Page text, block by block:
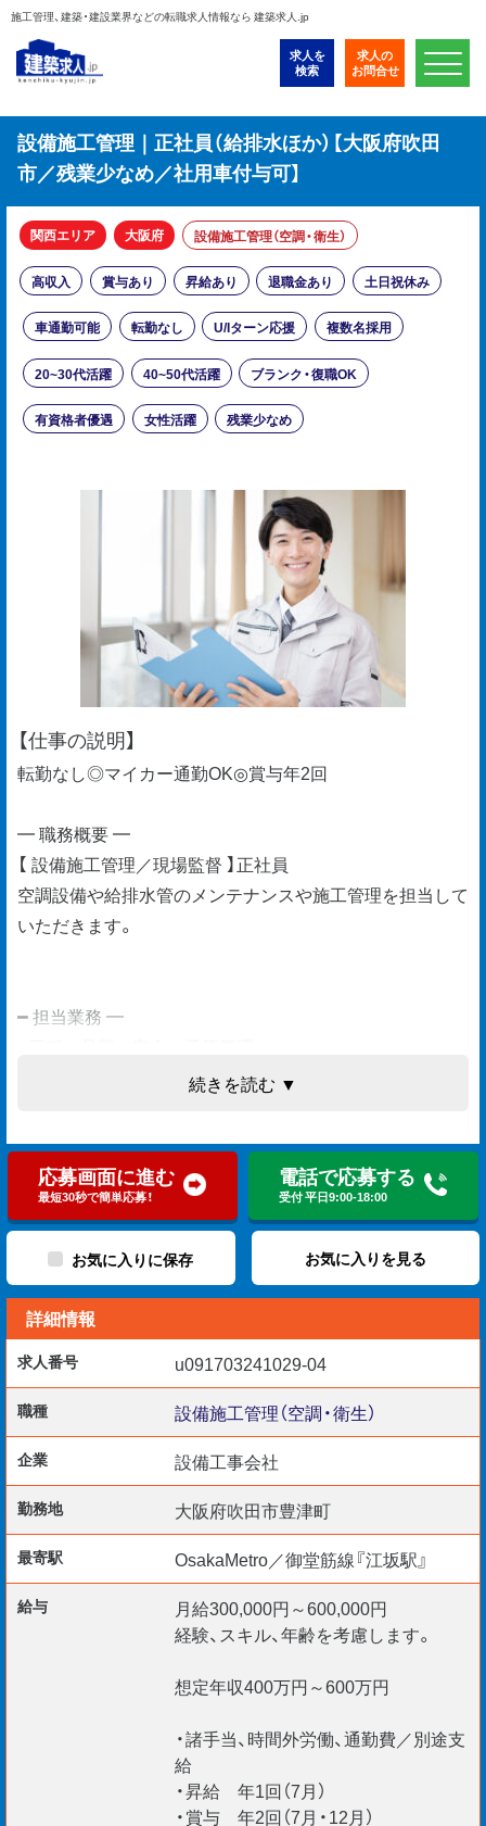
施工管理、建築・建設業界などの転職求人情報なら 建築求人.jp
求人を
検索
求人の
お問合せ
設備施工管理｜正社員（給排水ほか）【大阪府吹田
市／残業少なめ／社用車付与可】
関西エリア 大阪府 設備施工管理（空調・衛生）
高収入 賞与あり 昇給あり 退職金あり 土日祝休み
車通勤可能 転勤なし U/Iターン応援 複数名採用
20~30代活躍 40~50代活躍 ブランク・復職OK
有資格者優遇 女性活躍 残業少なめ
【仕事の説明】
転勤なし◎マイカー通勤OK◎賞与年2回
━ 職務概要 ━
【 設備施工管理／現場監督 】正社員
空調設備や給排水管のメンテナンスや施工管理を担当して
いただきます。
━ 担当業務 ━
＜案件＞オフィスビル・店舗・公共施設・病院 など
━ 応募資格 ━
●必須要件
・実務経験5年以上
・普通自動車運転免許
・基本PCスキル
●歓迎要件
・1・2級管工事施工管理技士
・1・2級電気工事施工管理技士
資格を活かしたい方、取得を目指している方も歓迎◎
最寄り駅：江坂駅（OsakaMetro御堂筋線／北大阪急行線）
・マイカー通勤OK（社用車付与可）
続きを読む ▼
応募画面に進む
最短30秒で簡単応募！
電話で応募する
受付 平日9:00-18:00
お気に入りに保存 お気に入りを見る
詳細情報
求人番号 u091703241029-04
職種 設備施工管理（空調・衛生）
企業 設備工事会社
勤務地 大阪府吹田市豊津町
最寄駅 OsakaMetro／御堂筋線『江坂駅』
給与
月給300,000円～600,000円
経験、スキル、年齢を考慮します。
想定年収400万円～600万円
・諸手当、時間外労働、通勤費／別途支
給
・昇給 年1回（7月）
・賞与 年2回（7月・12月）